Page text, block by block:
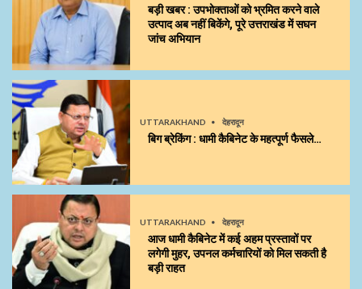
बड़ी खबर : उपभोक्ताओं को भ्रमित करने वाले
उत्पाद अब नहीं बिकेंगे, पूरे उत्तराखंड में सघन
जांच अभियान
UTTARAKHAND देहरादून
बिग ब्रेकिंग : धामी कैबिनेट के महत्पूर्ण फैसले…
UTTARAKHAND देहरादून
आज धामी कैबिनेट में कई अहम प्रस्तावों पर
लगेगी मुहर, उपनल कर्मचारियों को मिल सकती है
बड़ी राहत